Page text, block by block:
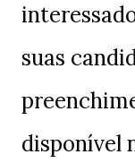
suas
disponível